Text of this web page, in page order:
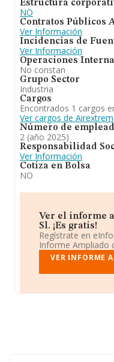
fontanería,
calefaccion y aire
Frente al 2023, en el
empresas en España,
mejora.
Estructura
NO
Contratos Públicos
Ver Información
Incidencias de
Ver Información
Operaciones
No constan
Grupo Sector
Industria
Cargos
Encontrados 1 cargos
Ver cargos de
Número de
2 (año 2025)
Responsabilidad
Ver Información
Cotiza en Bolsa
NO
Ver el informe
Sl. ¡Es gratis!
Regístrate en
Informe Ampliado
VER INFORME